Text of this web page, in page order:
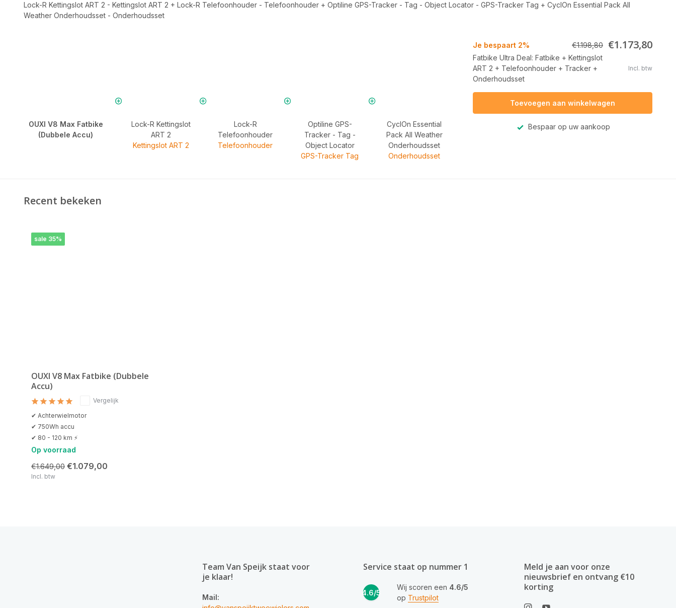
Lock-R Kettingslot ART 2 - Kettingslot ART 2 + Lock-R Telefoonhouder - Telefoonhouder + Optiline GPS-Tracker - Tag - Object Locator - GPS-Tracker Tag + CyclOn Essential Pack All
Weather Onderhoudsset - Onderhoudsset
OUXI V8 Max Fatbike
(Dubbele Accu)
Lock-R Kettingslot
ART 2
Kettingslot ART 2
Lock-R
Telefoonhouder
Telefoonhouder
Optiline GPS-
Tracker - Tag -
Object Locator
GPS-Tracker Tag
CyclOn Essential
Pack All Weather
Onderhoudsset
Onderhoudsset
Je bespaart 2% €1.198,80 €1.173,80
Fatbike Ultra Deal: Fatbike + Kettingslot
ART 2 + Telefoonhouder + Tracker +
Onderhoudsset
Incl. btw
Toevoegen aan winkelwagen
Bespaar op uw aankoop
Recent bekeken
sale 35%
OUXI V8 Max Fatbike (Dubbele
Accu)
Vergelijk
✔ Achterwielmotor
✔ 750Wh accu
✔ 80 - 120 km ⚡
Op voorraad
€1.649,00 €1.079,00
Incl. btw
Team Van Speijk staat voor
je klaar!
Mail:
Service staat op nummer 1
4.6/5
Wij scoren een 4.6/5
op Trustpilot
Meld je aan voor onze
nieuwsbrief en ontvang €10
korting